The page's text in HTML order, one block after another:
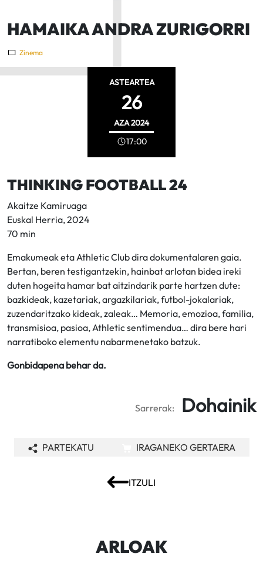
HAMAIKA ANDRA ZURIGORRI
Zinema
ASTEARTEA
26
AZA2024
17:00
THINKING FOOTBALL 24
Akaitze Kamiruaga
Euskal Herria, 2024
70 min
Emakumeak eta Athletic Club dira dokumentalaren gaia.
Bertan, beren testigantzekin, hainbat arlotan bidea ireki
duten hogeita hamar bat aitzindarik parte hartzen dute:
bazkideak, kazetariak, argazkilariak, futbol-jokalariak,
zuzendaritzako kideak, zaleak… Memoria, emozioa, familia,
transmisioa, pasioa, Athletic sentimendua… dira bere hari
narratiboko elementu nabarmenetako batzuk.
Gonbidapena behar da.
Sarrerak: Dohainik
ITZULI
PARTEKATU IRAGANEKO GERTAERA
ARLOAK